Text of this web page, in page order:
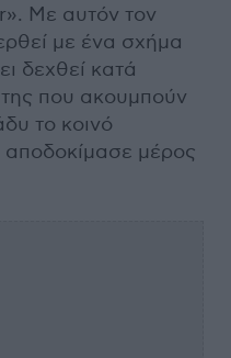
Με αυτόν τον
με ένα σχήμα
δεχθεί κατά
της που ακουμπούν
το κοινό
αποδοκίμασε μέρος